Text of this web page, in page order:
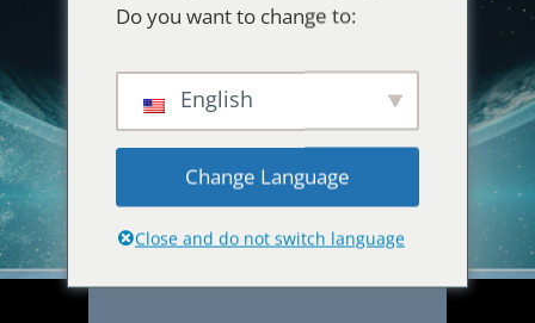
Alliances Célestes
Que la paix prévale sur la Terre et dans l'Univers
Do you want to change to:
English
Change Language
Close and do not switch language